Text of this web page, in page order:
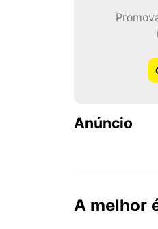
Anúncio
A melhor